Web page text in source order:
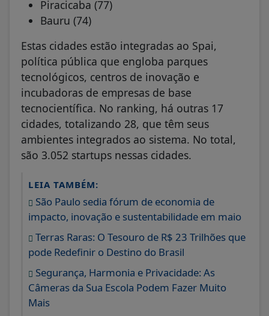
Piracicaba (77)
Bauru (74)
Estas cidades estão integradas ao Spai,
política pública que engloba parques
tecnológicos, centros de inovação e
incubadoras de empresas de base
tecnocientífica. No ranking, há outras 17
cidades, totalizando 28, que têm seus
ambientes integrados ao sistema. No total,
são 3.052 startups nessas cidades.
LEIA TAMBÉM:
São Paulo sedia fórum de economia de
impacto, inovação e sustentabilidade em maio
Terras Raras: O Tesouro de R$ 23 Trilhões que
pode Redefinir o Destino do Brasil
Segurança, Harmonia e Privacidade: As
Câmeras da Sua Escola Podem Fazer Muito
Mais